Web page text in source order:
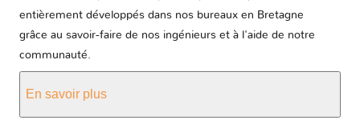
entièrement développés dans nos bureaux en Bretagne
grâce au savoir-faire de nos ingénieurs et à l'aide de notre
communauté.
En savoir plus